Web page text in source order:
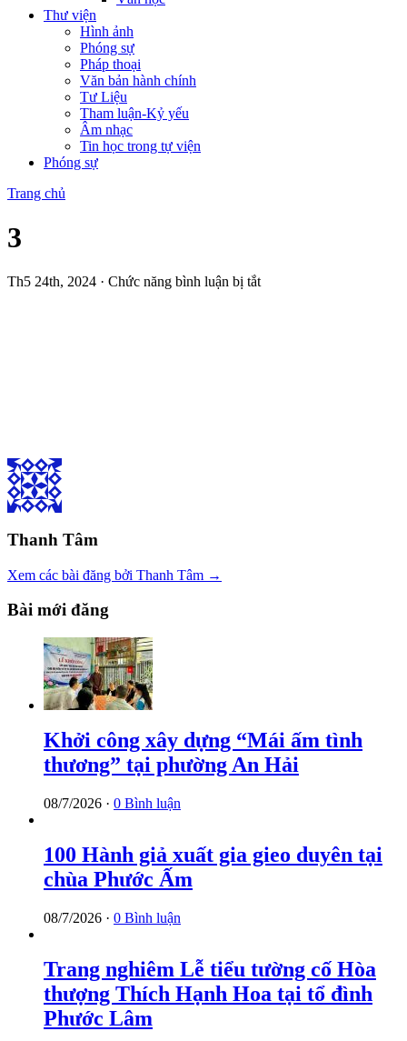
Thư viện
Hình ảnh
Phóng sự
Pháp thoại
Văn bản hành chính
Tư Liệu
Tham luận-Kỷ yếu
Âm nhạc
Tin học trong tự viện
Phóng sự
Trang chủ
3
Th5 24th, 2024 · Chức năng bình luận bị tắtở
Thanh Tâm
Xem các bài đăng bởi Thanh Tâm →
Bài mới đăng
Khởi công xây dựng “Mái ấm tình
thương” tại phường An Hải
08/7/2026 · 0 Bình luận
100 Hành giả xuất gia gieo duyên tại
chùa Phước Ấm
08/7/2026 · 0 Bình luận
Trang nghiêm Lễ tiểu tường cố Hòa
thượng Thích Hạnh Hoa tại tổ đình
Phước Lâm